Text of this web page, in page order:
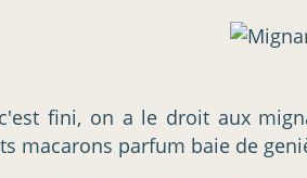
fini, on a le droit aux
macarons parfum baie de